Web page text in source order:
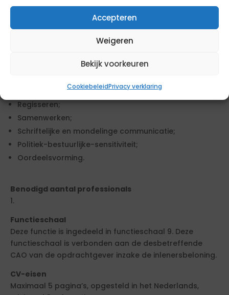
Accepteren
Weigeren
Bekijk voorkeuren
CookiebeleidPrivacy verklaring
Oplossingsgericht;
Klantgerichtheid;
Regisseren;
Samenwerken;
Schriftelijke en mondelinge communicatie;
Politiek-bestuurlijke-sensitiviteit;
Oordeelsvorming.
Benodigd aantal professionals
1.
Functieschaal
Deze functie is ingedeeld in functieschaal 9. Deze
functieschaal is verbonden aan de desbetreffende
CAO van de opdrachtgever inzake de inlenersbeloning.
CV-eisen
Maximaal 5 pagina’s, opgesteld in het Nederlands,